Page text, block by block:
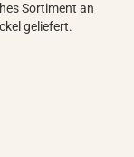
Sortiment an
geliefert.